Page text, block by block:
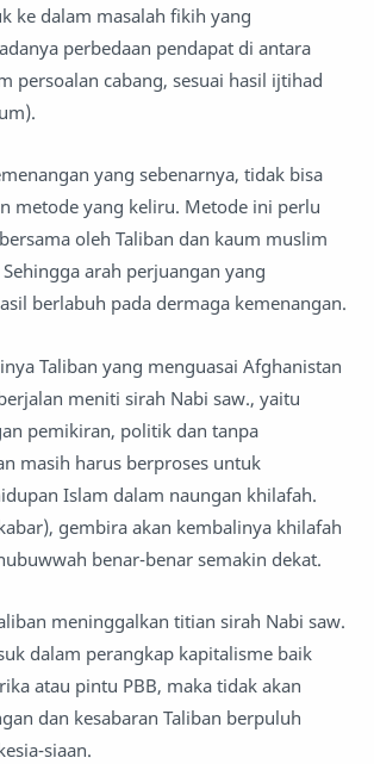
ke dalam masalah fikih yang
perbedaan pendapat di antara
persoalan cabang, sesuai hasil ijtihad
yang sebenarnya, tidak bisa
metode yang keliru. Metode ini perlu
oleh Taliban dan kaum muslim
arah perjuangan yang
berlabuh pada dermaga kemenangan.
Taliban yang menguasai Afghanistan
meniti sirah Nabi saw., yaitu
pemikiran, politik dan tanpa
masih harus berproses untuk
Islam dalam naungan khilafah.
gembira akan kembalinya khilafah
benar-benar semakin dekat.
meninggalkan titian sirah Nabi saw.
dalam perangkap kapitalisme baik
atau pintu PBB, maka tidak akan
dan kesabaran Taliban berpuluh
siaan.